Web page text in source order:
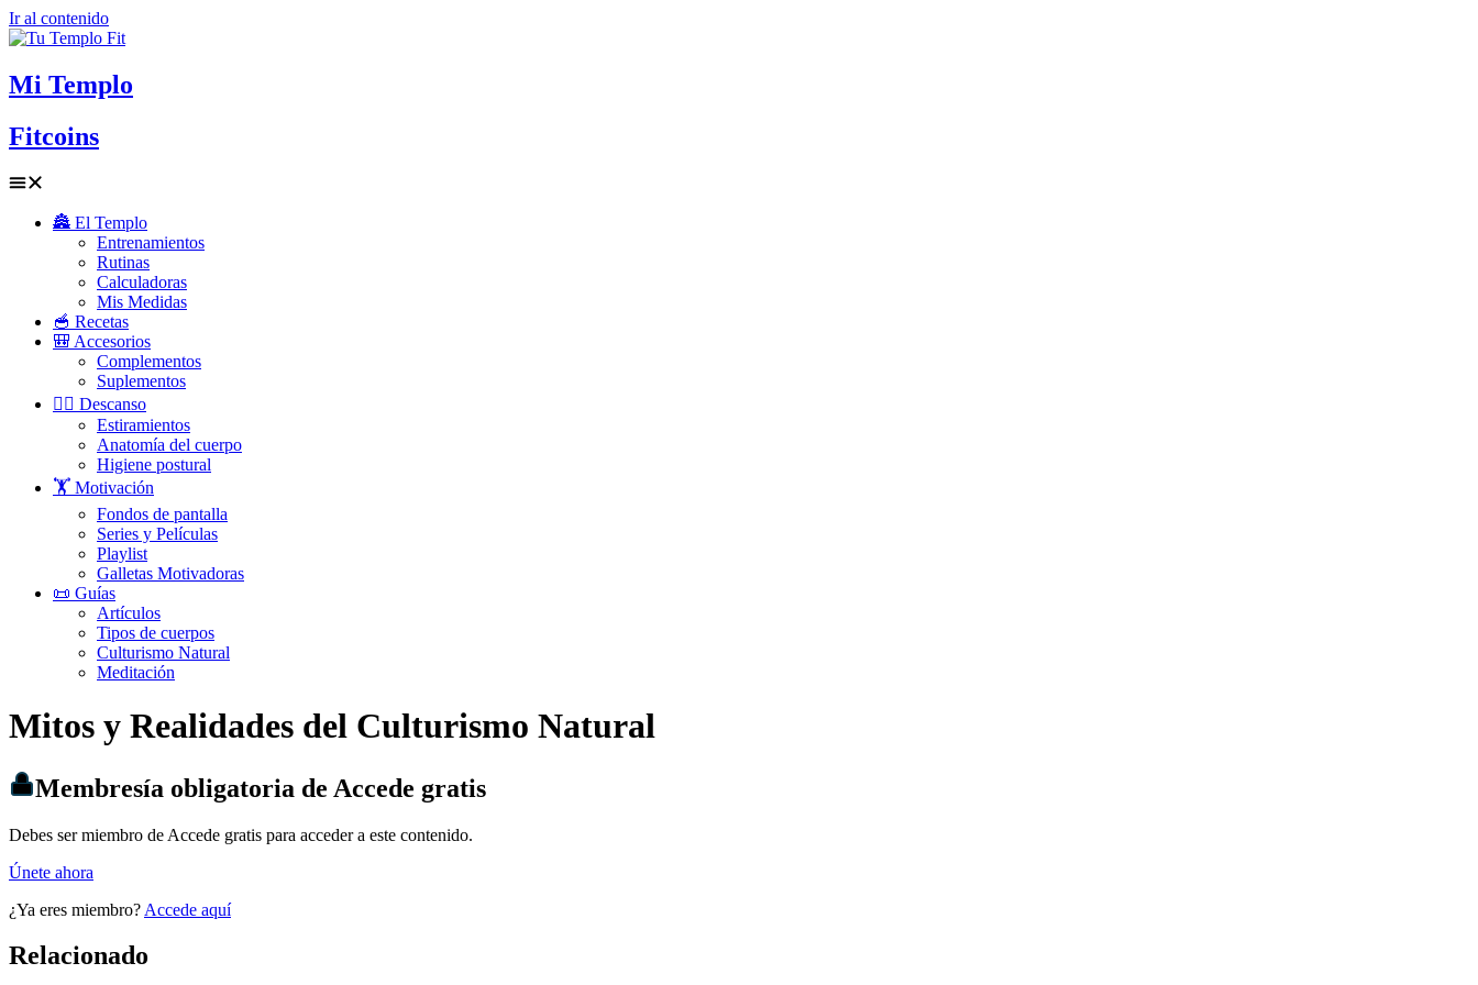
Ir al contenido
Mi Templo
Fitcoins
🏯 El Templo
Entrenamientos
Rutinas
Calculadoras
Mis Medidas
🥣 Recetas
🎒 Accesorios
Complementos
Suplementos
🧘‍♂️ Descanso
Estiramientos
Anatomía del cuerpo
Higiene postural
🏋️ Motivación
Fondos de pantalla
Series y Películas
Playlist
Galletas Motivadoras
📜 Guías
Artículos
Tipos de cuerpos
Culturismo Natural
Meditación
Mitos y Realidades del Culturismo Natural
Membresía obligatoria de Accede gratis
Debes ser miembro de Accede gratis para acceder a este contenido.
Únete ahora
¿Ya eres miembro? Accede aquí
Relacionado